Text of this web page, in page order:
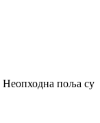
Неопходна поља су